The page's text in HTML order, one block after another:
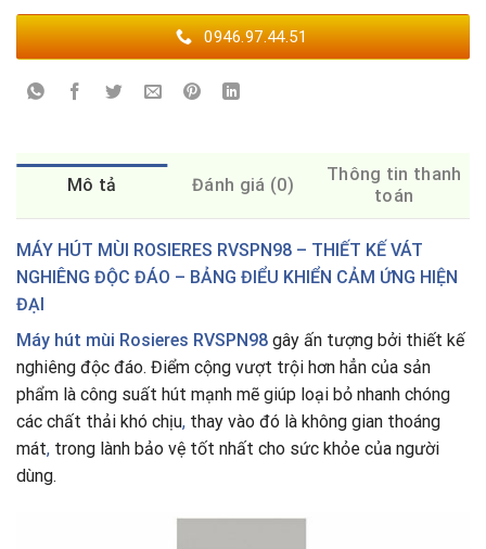
0946.97.44.51
Mô tả Đánh giá (0)
Thông tin thanh
toán
MÁY HÚT MÙI ROSIERES RVSPN98 – THIẾT KẾ VÁT
NGHIÊNG ĐỘC ĐÁO – BẢNG ĐIỂU KHIỂN CẢM ỨNG HIỆN
ĐẠI
Máy hút mùi Rosieres RVSPN98 gây ấn tượng bởi thiết kế
nghiêng độc đáo. Điểm cộng vượt trội hơn hẳn của sản
phẩm là công suất hút mạnh mẽ giúp loại bỏ nhanh chóng
các chất thải khó chịu, thay vào đó là không gian thoáng
mát, trong lành bảo vệ tốt nhất cho sức khỏe của người
dùng.